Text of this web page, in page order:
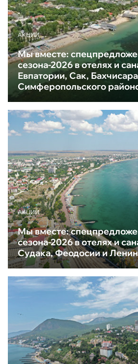
АКЦИИ
Мы вместе:
сезона-2026 в отелях и
Евпатории, Сак,
Симферопольского
АКЦИИ
Мы вместе:
сезона-2026 в отелях и
Судака, Феодосии и